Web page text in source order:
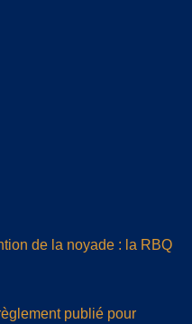
de la noyade : la RBQ
publié pour